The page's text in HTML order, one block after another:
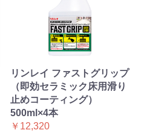
リンレイ ファストグリップ
（即効セラミック床用滑り
止めコーティング）
500ml×4本
￥12,320